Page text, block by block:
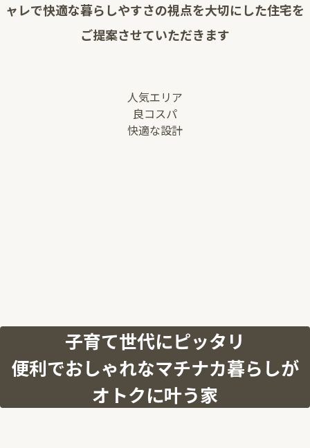
ャレで快適な暮らしやすさの視点を大切にした住宅を
ご提案させていただきます
人気エリア
良コスパ
快適な設計
子育て世代にピッタリ
便利でおしゃれなマチナカ暮らしが
オトクに叶う家